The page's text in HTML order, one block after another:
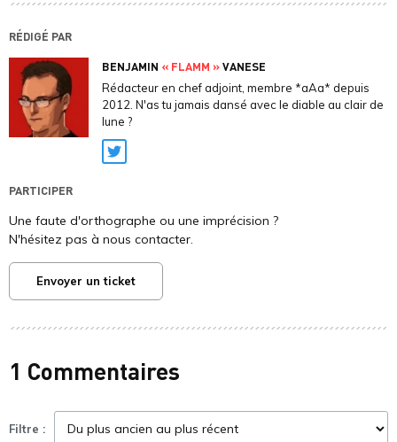
RÉDIGÉ PAR
BENJAMIN « FLAMM »VANESE
Rédacteur en chef adjoint, membre *aAa* depuis
2012. N'as tu jamais dansé avec le diable au clair de
lune ?
Twitter
PARTICIPER
Une faute d'orthographe ou une imprécision ?
N'hésitez pas à nous contacter.
Envoyer un ticket
1 Commentaires
Filtre :